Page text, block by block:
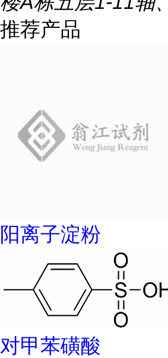
推荐产品
阳离子淀粉
对甲苯磺酸